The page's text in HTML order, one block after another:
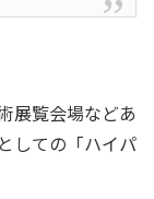
展覧会場などあ
しての「ハイパ